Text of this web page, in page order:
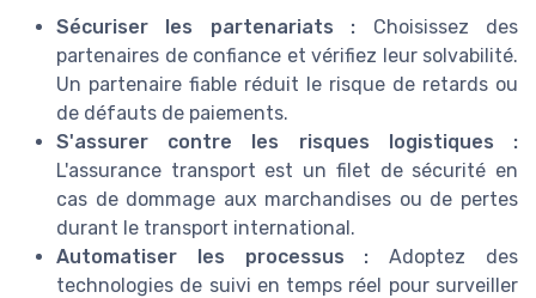
Sécuriser les partenariats : Choisissez des
partenaires de confiance et vérifiez leur solvabilité.
Un partenaire fiable réduit le risque de retards ou
de défauts de paiements.
S'assurer contre les risques logistiques :
L'assurance transport est un filet de sécurité en
cas de dommage aux marchandises ou de pertes
durant le transport international.
Automatiser les processus : Adoptez des
technologies de suivi en temps réel pour surveiller